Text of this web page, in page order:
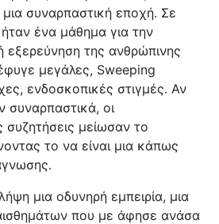
συναρπαστική εποχή. Σε
ένα μάθημα για την
εξερεύνηση της ανθρώπινης
μεγάλες, Sweeping
ενδοσκοπικές στιγμές. Αν
συναρπαστικά, οι
μείωσαν το
το να είναι μια κάπως
μια οδυνηρή εμπειρία, μια
που με άφησε ανάσα